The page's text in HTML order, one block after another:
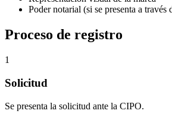
Poder notarial (si se presenta a través
Proceso de registro
1
Solicitud
Se presenta la solicitud ante la CIPO.